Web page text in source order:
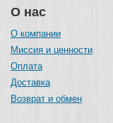
О нас
О компании
Миссия и ценности
Оплата
Доставка
Возврат и обмен